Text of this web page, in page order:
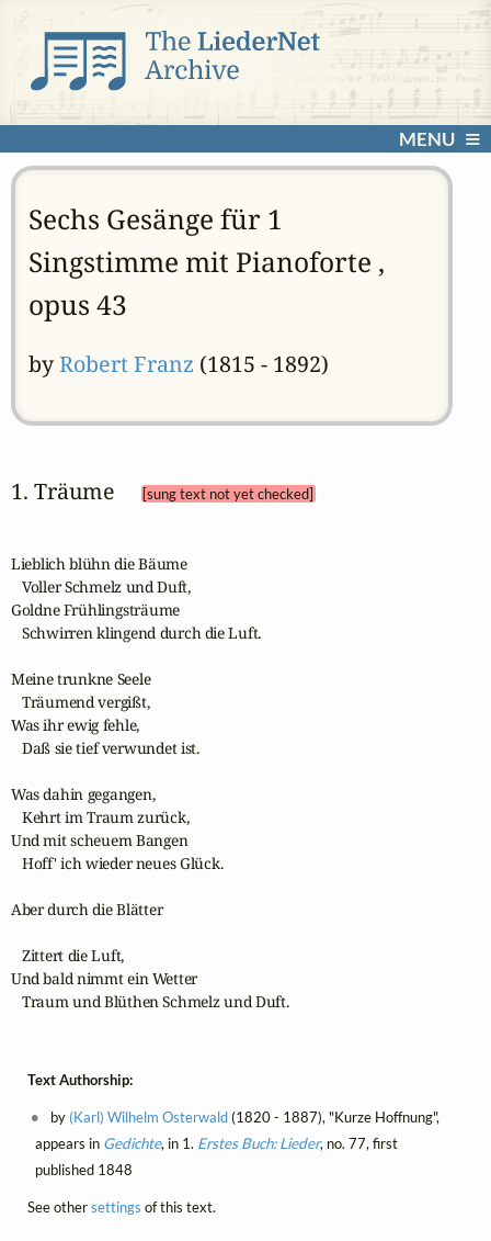
MENU
Sechs Gesänge für 1
Singstimme mit Pianoforte ,
opus 43
byRobert Franz (1815 - 1892)
1. Träume [sung text not yet checked]
Lieblich blühn die Bäume
   Voller Schmelz und Duft,
Goldne Frühlingsträume
   Schwirren klingend durch die Luft.
Meine trunkne Seele
   Träumend vergißt,
Was ihr ewig fehle,
   Daß sie tief verwundet ist.
Was dahin gegangen,
   Kehrt im Traum zurück,
Und mit scheuem Bangen
   Hoff' ich wieder neues Glück.
Aber durch die Blätter
   Zittert die Luft,
Und bald nimmt ein Wetter
   Traum und Blüthen Schmelz und Duft.
Text Authorship:
by (Karl) Wilhelm Osterwald(1820 - 1887), "Kurze Hoffnung",
appears in Gedichte, in 1. Erstes Buch: Lieder, no. 77, first
published 1848
See othersettings of this text.